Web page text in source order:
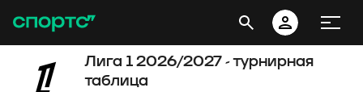
Лига 1 2026/2027 - турнирная
таблица